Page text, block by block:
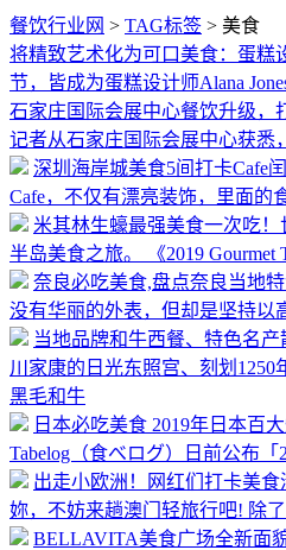
餐饮行业网 > TAG标签 > 美食
将精致艺术化为可口美食：蛋糕
节，皆成为蛋糕设计师Alana
石家庄国际会展中心餐饮升级，
记者从石家庄国际会展中心获悉
深圳海岸城美食5间打卡Cafe
Cafe，不仅有漂亮装饰，里面的
米其林生蠔最强美食一次吃！
半岛美食之旅。 《2019
奈良必吃美食,盘点奈良当地
没有华丽的外表，但却是坚持以
当地品牌和牛西餐、特色名
川家康的日光东照宫、刻划
黑毛和牛
日本必吃美食 2019年日本百
Tabelog（食べログ）日前公布
出走小欧洲！网红们打卡美食
妳，不妨来趟澳门轻旅行吧! 除
BELLAVITA美食广场全新面